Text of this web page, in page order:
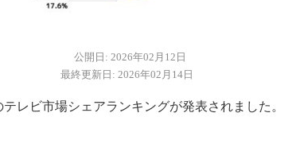
公開日: 2026年02月12日
最終更新日: 2026年02月14日
レビ市場シェアランキングが発表されました。